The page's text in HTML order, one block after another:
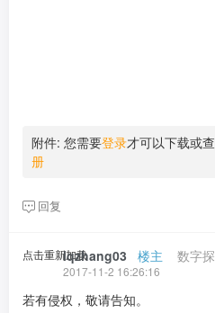
附件: 您需要登录才可以下载或
册
回复
点击重新加载lqzhang03 楼主 数字
2017-11-2 16:26:16
若有侵权，敬请告知。